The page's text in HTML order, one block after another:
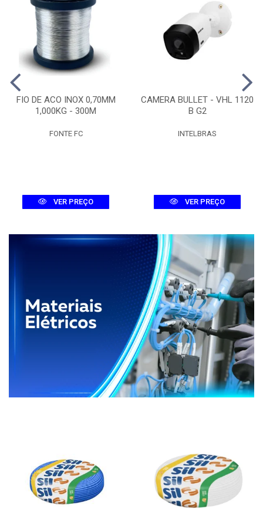
FIO DE ACO INOX 0,70MM
1,000KG - 300M
FONTE FC
VER PREÇO
CAMERA BULLET - VHL 1120
B G2
INTELBRAS
VER PREÇO